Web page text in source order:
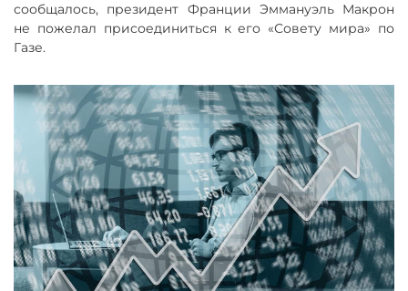
сообщалось, президент Франции Эммануэль Макрон
не пожелал присоединиться к его «Совету мира» по
Газе.